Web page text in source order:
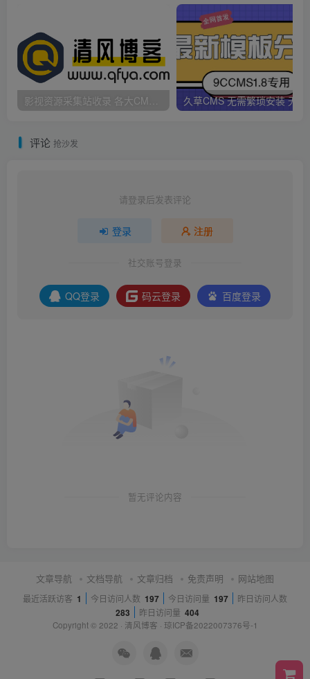
影视资源采集站收录 各大CMS采集资源站网址合集
评论 抢沙发
请登录后发表评论
登录 注册
社交账号登录
QQ登录 码云登录 百度登录
暂无评论内容
文章导航 文档导航 文章归档 免责声明 网站地图
最近活跃访客 1 今日访问人数 197 今日访问量 197 昨日访问人数
283 昨日访问量 404
Copyright © 2022 · 清风博客 · 琼ICP备2022007376号-1